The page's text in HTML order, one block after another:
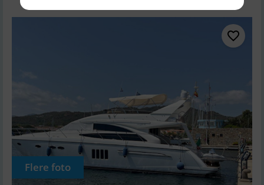
Flere foto